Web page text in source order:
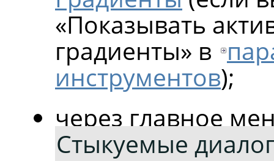
«Показывать
градиенты» в
инструментов);
через главное
Стыкуемые